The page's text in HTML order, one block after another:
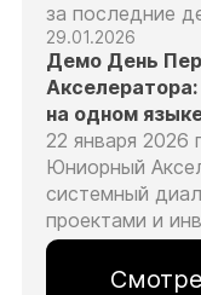
за последние
29.01.2026
Демо День
Акселератора:
на одном
22 января
Юниорный
системный
проектами и